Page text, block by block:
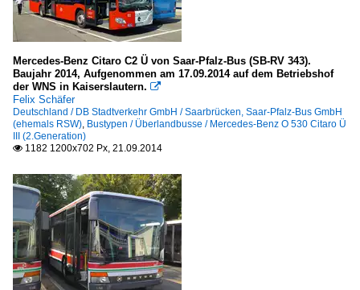
Mercedes-Benz Citaro C2 Ü von Saar-Pfalz-Bus (SB-RV 343).
Baujahr 2014, Aufgenommen am 17.09.2014 auf dem Betriebshof
der WNS in Kaiserslautern. 
Felix Schäfer
Deutschland / DB Stadtverkehr GmbH / Saarbrücken, Saar-Pfalz-Bus GmbH
(ehemals RSW), Bustypen / Überlandbusse / Mercedes-Benz O 530 Citaro Ü
III (2.Generation)
 1182 1200x702 Px, 21.09.2014